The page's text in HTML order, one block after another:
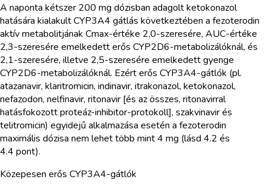
A naponta kétszer 200 mg dózisban adagolt ketokonazol
hatására kialakult CYP3A4 gátlás következtében a fezoterodin
aktív metabolitjának Cmax-értéke 2,0-szeresére, AUC-értéke
2,3-szeresére emelkedett erős CYP2D6-metabolizálóknál, és
2,1-szeresére, illetve 2,5-szeresére emelkedett gyenge
CYP2D6-metabolizálóknál. Ezért erős CYP3A4-gátlók (pl.
atazanavir, klaritromicin, indinavir, itrakonazol, ketokonazol,
nefazodon, nelfinavir, ritonavir [és az összes, ritonavirral
hatásfokozott proteáz-inhibitor-protokoll], szakvinavir és
telitromicin) egyidejű alkalmazása esetén a fezoterodin
maximális dózisa nem lehet több mint 4 mg (lásd 4.2 és
4.4 pont).
Közepesen erős CYP3A4-gátlók